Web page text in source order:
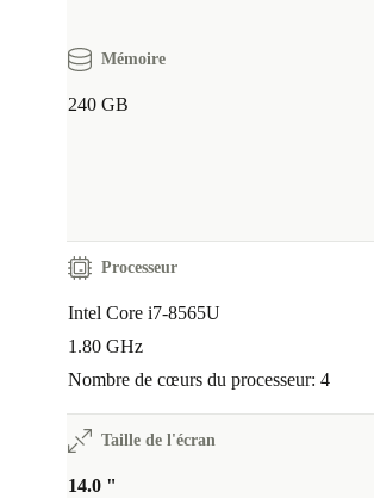
Mémoire
240 GB
Processeur
Intel Core i7-8565U
1.80 GHz
Nombre de cœurs du processeur: 4
Taille de l'écran
14.0 "